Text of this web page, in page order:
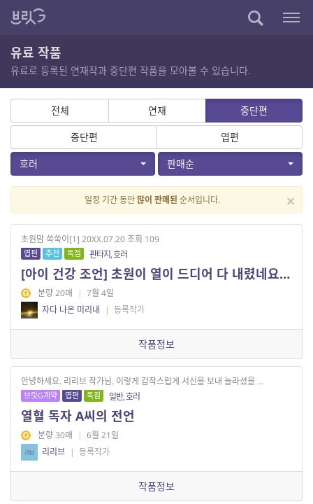
유료 작품
유료로 등록된 연재작과 중단편 작품을 모아볼 수 있습니다.
전체 연재
중단편
중단편
엽편
호러
판매순
×
일정 기간 동안많이 판매된 순서입니다.
초원맘 쑥쑥이[1] 20XX.07.20 조회 109
엽편 추천 독점 판타지, 호러
[아이 건강 조언] 초원이 열이 드디어 다 내렸네요ㅜㅜ
분량 20매 | 7월 4일
자다 나온 미리내
| 등록작가
작품정보
안녕하세요. 리리브 작가님. 이렇게 갑작스럽게 서신을 보내 놀라셨을 ...
브릿G계약 엽편 독점 일반, 호러
열혈 독자 A씨의 전언
분량 30매 | 6월 21일
리리브 | 등록작가
작품정보